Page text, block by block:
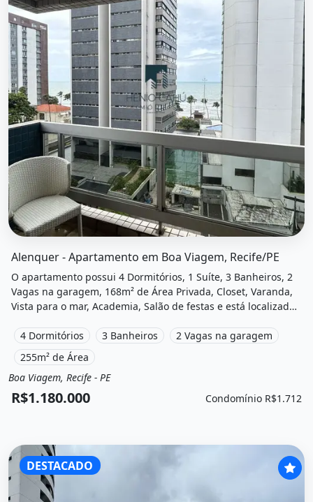
Alenquer - Apartamento em Boa Viagem, Recife/PE
O apartamento possui 4 Dormitórios, 1 Suíte, 3 Banheiros, 2
Vagas na garagem, 168m² de Área Privada, Closet, Varanda,
Vista para o mar, Academia, Salão de festas e está localizado
e Condomínio por R$1.712 /Mês.
4 Dormitórios 3 Banheiros
2 Vagas na garagem
255m² de Área
Venda
Apartamento
Boa Viagem, Recife - PE
R$1.180.000 Condomínio R$1.712
DESTACADO